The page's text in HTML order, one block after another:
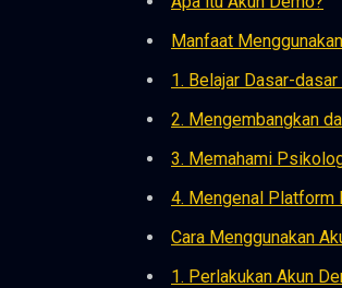
Manfaat
1. Belajar Dasar-
2. Mengembangkan
3. Memahami
4. Mengenal Platform
Cara Menggunakan
1. Perlakukan Akun